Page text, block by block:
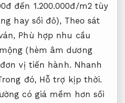
đến 1.200.000đ/m2 tùy
hay sồi đỏ), Theo sát
Phù hợp nhu cầu
(hèm âm dương
vị tiến hành. Nhanh
đó, Hỗ trợ kịp thời.
có giá mềm hơn sồi